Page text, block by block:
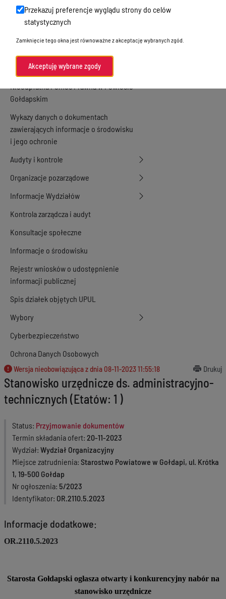
Informacje, konkursy, ogłoszenia
Plan postępowań o udzielenie
zamówień publicznych
Menu Podmiotowe
Nieodpłatna Pomoc Prawna w Powiecie
Gołdapskim
Wykazy danych o dokumentach
zawierających informacje o środowisku
i jego ochronie
Audyty i kontrole
Organizacje pozarządowe
Informacje Wydziałów
Kontrola zarządcza i audyt
Konsultacje społeczne
Informacje o środowisku
Rejestr wniosków o udostępnienie
informacji publicznej
Spis działek objętych UPUL
Wybory
Cyberbezpieczeństwo
Ochrona Danych Osobowych
Wersja nieobowiązująca z dnia 08-11-2023 11:55:18 Drukuj
Stanowisko urzędnicze ds. administracyjno-
technicznych (Etatów: 1 )
Status Przyjmowanie dokumentów
Termin składania ofert 20-11-2023
Wydział Wydział Organizacyjny
Miejsce zatrudnienia Starostwo Powiatowe w Gołdapi, ul. Krótka
1, 19-500 Gołdap
Nr ogłoszenia 5/2023
Identyfikator OR.2110.5.2023
Informacje dodatkowe:
OR.2110.5.2023
Starosta Gołdapski ogłasza otwarty i konkurencyjny nabór na
stanowisko urzędnicze
Przekazuj preferencje wyglądu strony do celów
statystycznych
Zamknięcie tego okna jest równoważne z akceptację wybranych zgód.
Akceptuję wybrane zgody